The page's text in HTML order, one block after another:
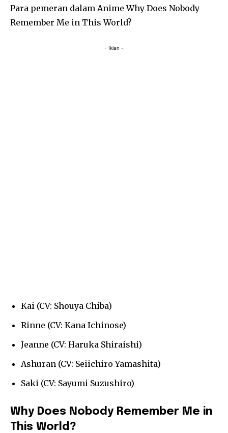
Para pemeran dalam Anime Why Does Nobody
Remember Me in This World?
- Iklan -
Kai (CV: Shouya Chiba)
Rinne (CV: Kana Ichinose)
Jeanne (CV: Haruka Shiraishi)
Ashuran (CV: Seiichiro Yamashita)
Saki (CV: Sayumi Suzushiro)
Why Does Nobody Remember Me in
This World?